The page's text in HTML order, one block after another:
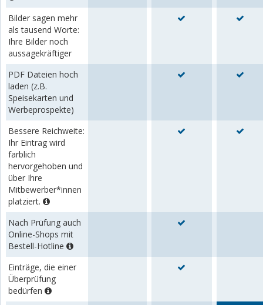
Bilder sagen mehr
als tausend Worte:
Ihre Bilder noch
aussagekräftiger
PDF Dateien hoch
laden (z.B.
Speisekarten und
Werbeprospekte)
Bessere Reichweite:
Ihr Eintrag wird
farblich
hervorgehoben und
über Ihre
Mitbewerber*innen
platziert.
Nach Prüfung auch
Online-Shops mit
Bestell-Hotline
Einträge, die einer
Überprüfung
bedürfen